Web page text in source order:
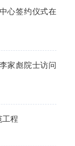
心签约仪式在
家彪院士访问
工程